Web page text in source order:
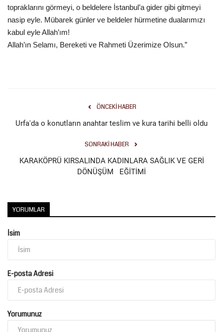
topraklarını görmeyi, o beldelere İstanbul’a gider gibi gitmeyi
nasip eyle. Mübarek günler ve beldeler hürmetine dualarımızı
kabul eyle Allah’ım!
Allah’ın Selamı, Bereketi ve Rahmeti Üzerimize Olsun.”
ÖNCEKI HABER
Urfa'da o konutların anahtar teslim ve kura tarihi belli oldu
SONRAKI HABER
KARAKÖPRÜ KIRSALINDA KADINLARA SAĞLIK VE GERİ
DÖNÜŞÜM EĞİTİMİ
YORUMLAR
İsim
E-posta Adresi
Yorumunuz